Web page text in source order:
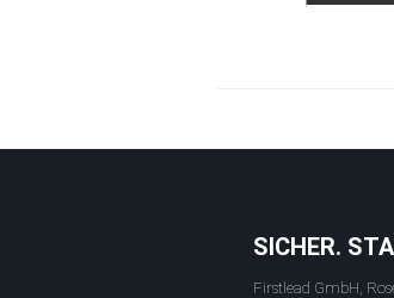
SICHER.
Firstlead GmbH,